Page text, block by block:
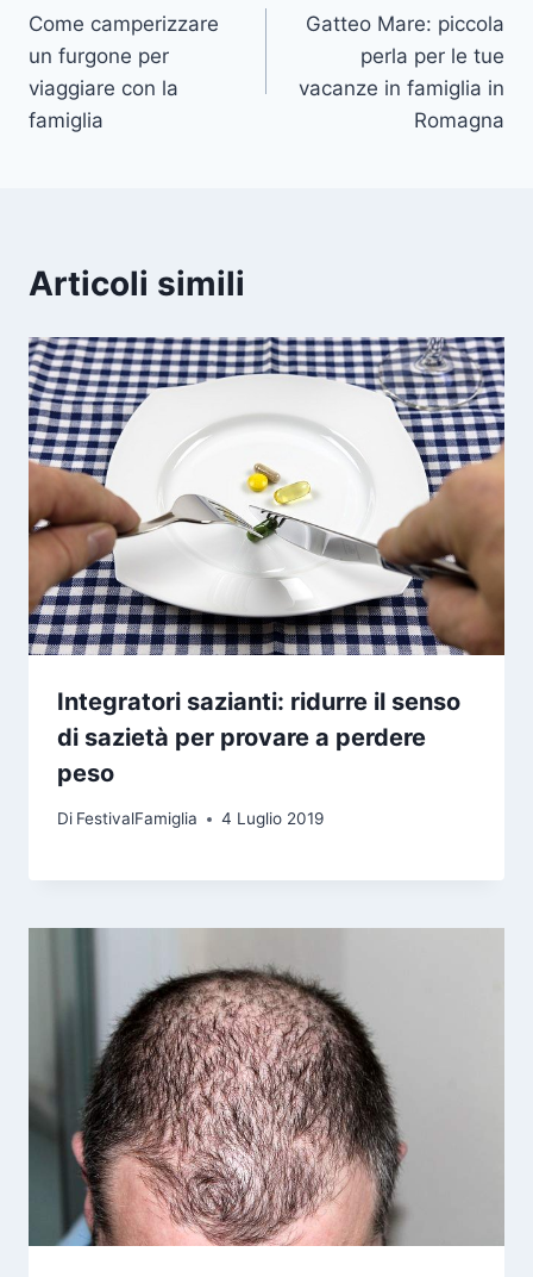
articoli
Come camperizzare
un furgone per
viaggiare con la
famiglia
Gatteo Mare: piccola
perla per le tue
vacanze in famiglia in
Romagna
Articoli simili
Integratori sazianti: ridurre il senso
di sazietà per provare a perdere
peso
Di FestivalFamiglia 4 Luglio 2019